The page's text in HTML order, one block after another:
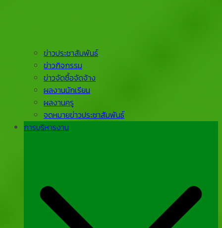
ข่าวประชาสัมพันธ์
ข่าวกิจกรรม
ข่าวจัดซื้อจัดจ้าง
ผลงานนักเรียน
ผลงานครู
จดหมายข่าวประชาสัมพันธ์
การบริหารงาน